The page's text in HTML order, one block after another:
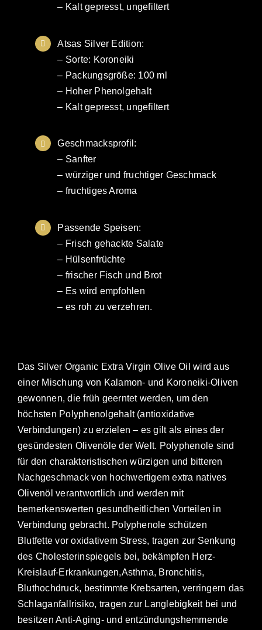
– Kalt gepresst, ungefiltert
Atsas Silver Edition:
– Sorte: Koroneiki
– Packungsgröße: 100 ml
– Hoher Phenolgehalt
– Kalt gepresst, ungefiltert
Geschmacksprofil:
– Sanfter
– würziger und fruchtiger Geschmack
– fruchtiges Aroma
Passende Speisen:
– Frisch gehackte Salate
– Hülsenfrüchte
– frischer Fisch und Brot
– Es wird empfohlen
– es roh zu verzehren.
Das Silver Organic Extra Virgin Olive Oil wird aus
einer Mischung von Kalamon- und Koroneiki-Oliven
gewonnen, die früh geerntet werden, um den
höchsten Polyphenolgehalt (antioxidative
Verbindungen) zu erzielen – es gilt als eines der
gesündesten Olivenöle der Welt. Polyphenole sind
für den charakteristischen würzigen und bitteren
Nachgeschmack von hochwertigem extra natives
Olivenöl verantwortlich und werden mit
bemerkenswerten gesundheitlichen Vorteilen in
Verbindung gebracht. Polyphenole schützen
Blutfette vor oxidativem Stress, tragen zur Senkung
des Cholesterinspiegels bei, bekämpfen Herz-
Kreislauf-Erkrankungen,Asthma, Bronchitis,
Bluthochdruck, bestimmte Krebsarten, verringern das
Schlaganfallrisiko, tragen zur Langlebigkeit bei und
besitzen Anti-Aging- und entzündungshemmende